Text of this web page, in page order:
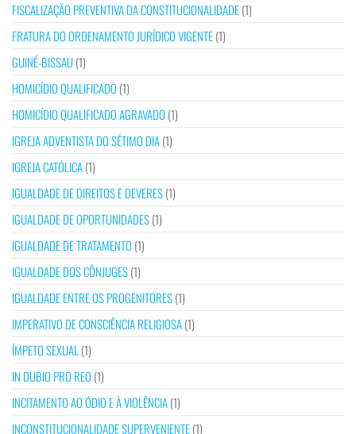
FISCALIZAÇÃO PREVENTIVA DA CONSTITUCIONALIDADE(1)
FRATURA DO ORDENAMENTO JURÍDICO VIGENTE(1)
GUINÉ-BISSAU(1)
HOMICÍDIO QUALIFICADO (1)
HOMICÍDIO QUALIFICADO AGRAVADO (1)
IGREJA ADVENTISTA DO SÉTIMO DIA(1)
IGREJA CATÓLICA(1)
IGUALDADE DE DIREITOS E DEVERES(1)
IGUALDADE DE OPORTUNIDADES(1)
IGUALDADE DE TRATAMENTO (1)
IGUALDADE DOS CÔNJUGES(1)
IGUALDADE ENTRE OS PROGENITORES(1)
IMPERATIVO DE CONSCIÊNCIA RELIGIOSA(1)
ÍMPETO SEXUAL (1)
IN DUBIO PRO REO (1)
INCITAMENTO AO ÓDIO E À VIOLÊNCIA(1)
INCONSTITUCIONALIDADE SUPERVENIENTE(1)